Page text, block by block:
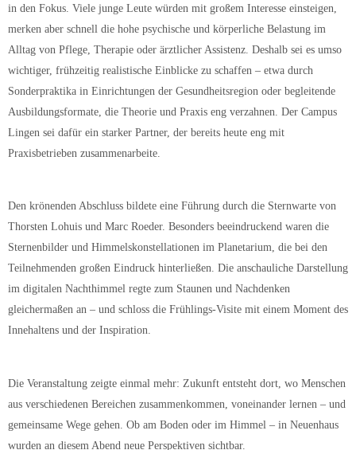
in den Fokus. Viele junge Leute würden mit großem Interesse einsteigen,
merken aber schnell die hohe psychische und körperliche Belastung im
Alltag von Pflege, Therapie oder ärztlicher Assistenz. Deshalb sei es umso
wichtiger, frühzeitig realistische Einblicke zu schaffen – etwa durch
Sonderpraktika in Einrichtungen der Gesundheitsregion oder begleitende
Ausbildungsformate, die Theorie und Praxis eng verzahnen. Der Campus
Lingen sei dafür ein starker Partner, der bereits heute eng mit
Praxisbetrieben zusammenarbeite.
Den krönenden Abschluss bildete eine Führung durch die Sternwarte von
Thorsten Lohuis und Marc Roeder. Besonders beeindruckend waren die
Sternenbilder und Himmelskonstellationen im Planetarium, die bei den
Teilnehmenden großen Eindruck hinterließen. Die anschauliche Darstellung
im digitalen Nachthimmel regte zum Staunen und Nachdenken
gleichermaßen an – und schloss die Frühlings-Visite mit einem Moment des
Innehaltens und der Inspiration.
Die Veranstaltung zeigte einmal mehr: Zukunft entsteht dort, wo Menschen
aus verschiedenen Bereichen zusammenkommen, voneinander lernen – und
gemeinsame Wege gehen. Ob am Boden oder im Himmel – in Neuenhaus
wurden an diesem Abend neue Perspektiven sichtbar.